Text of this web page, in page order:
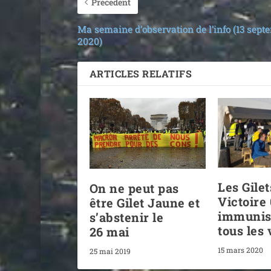
Ma semaine d’observation de l’info (13
2020)
ARTICLES RELATIFS
On ne peut pas
être Gilet Jaune et
s’abstenir le
26 mai
25 mai 2019
Les
Victoire
tous les
15 mars 2020